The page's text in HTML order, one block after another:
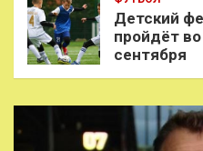
Детский
пройдёт
сентября